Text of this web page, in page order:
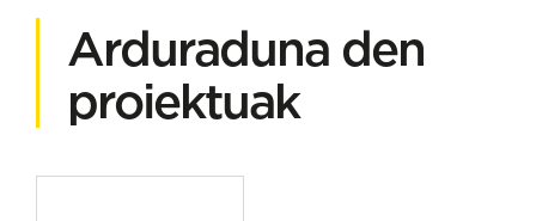
Arduraduna den
proiektuak